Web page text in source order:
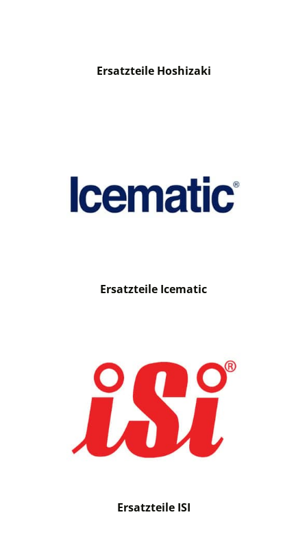
Ersatzteile Hoshizaki
Ersatzteile Icematic
Ersatzteile ISI